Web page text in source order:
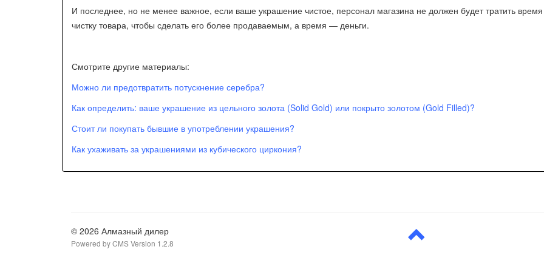
И последнее, но не менее важное, если ваше украшение чистое, персонал магазина не должен будет тратить
чистку товара, чтобы сделать его более продаваемым, а время — деньги.
Смотрите другие материалы:
Можно ли предотвратить потускнение серебра?
Как определить: ваше украшение из цельного золота (Solid Gold) или покрыто золотом (Gold Filled)?
Стоит ли покупать бывшие в употреблении украшения?
Как ухаживать за украшениями из кубического циркония?
© 2026 Алмазный дилер
Powered by CMS Version 1.2.8